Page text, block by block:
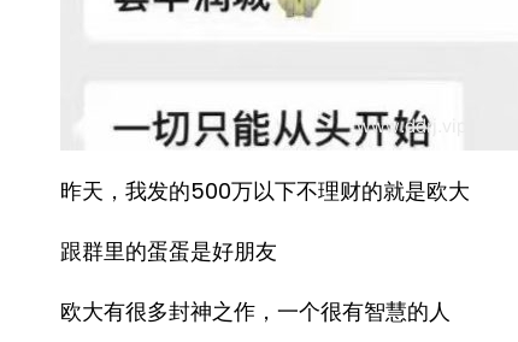
昨天，我发的500万以下不理财的就是欧大
跟群里的蛋蛋是好朋友
欧大有很多封神之作，一个很有智慧的人